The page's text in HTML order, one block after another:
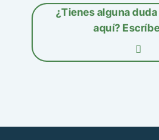
¿Tienes alguna
aquí?